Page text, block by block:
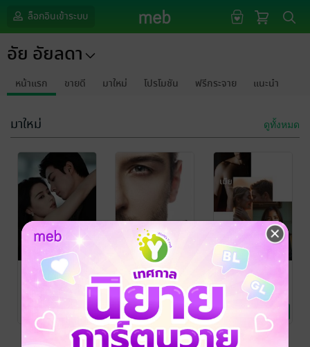
ล็อกอินเข้าระบบ
อัย อัยลดา
หน้าแรก ขายดี มาใหม่ โปรโมชัน ฟรีกระจาย แนะนำ
มาใหม่ ดูทั้งหมด
พันธนาการรัก
จำยอม
อัย​ อัยลดา
นิยายโรมานซ์
1 Rating
บำเรอรักซาตาน
อัย อัยลดา
นิยายโรมานซ์
1 Rating
SET พ่ายรัก
จอมมาร
อัย อัยลดา/อัย​ อัย
ลดา
/ อัย อัยลดา
นิยายโรมานซ์
1 Rating